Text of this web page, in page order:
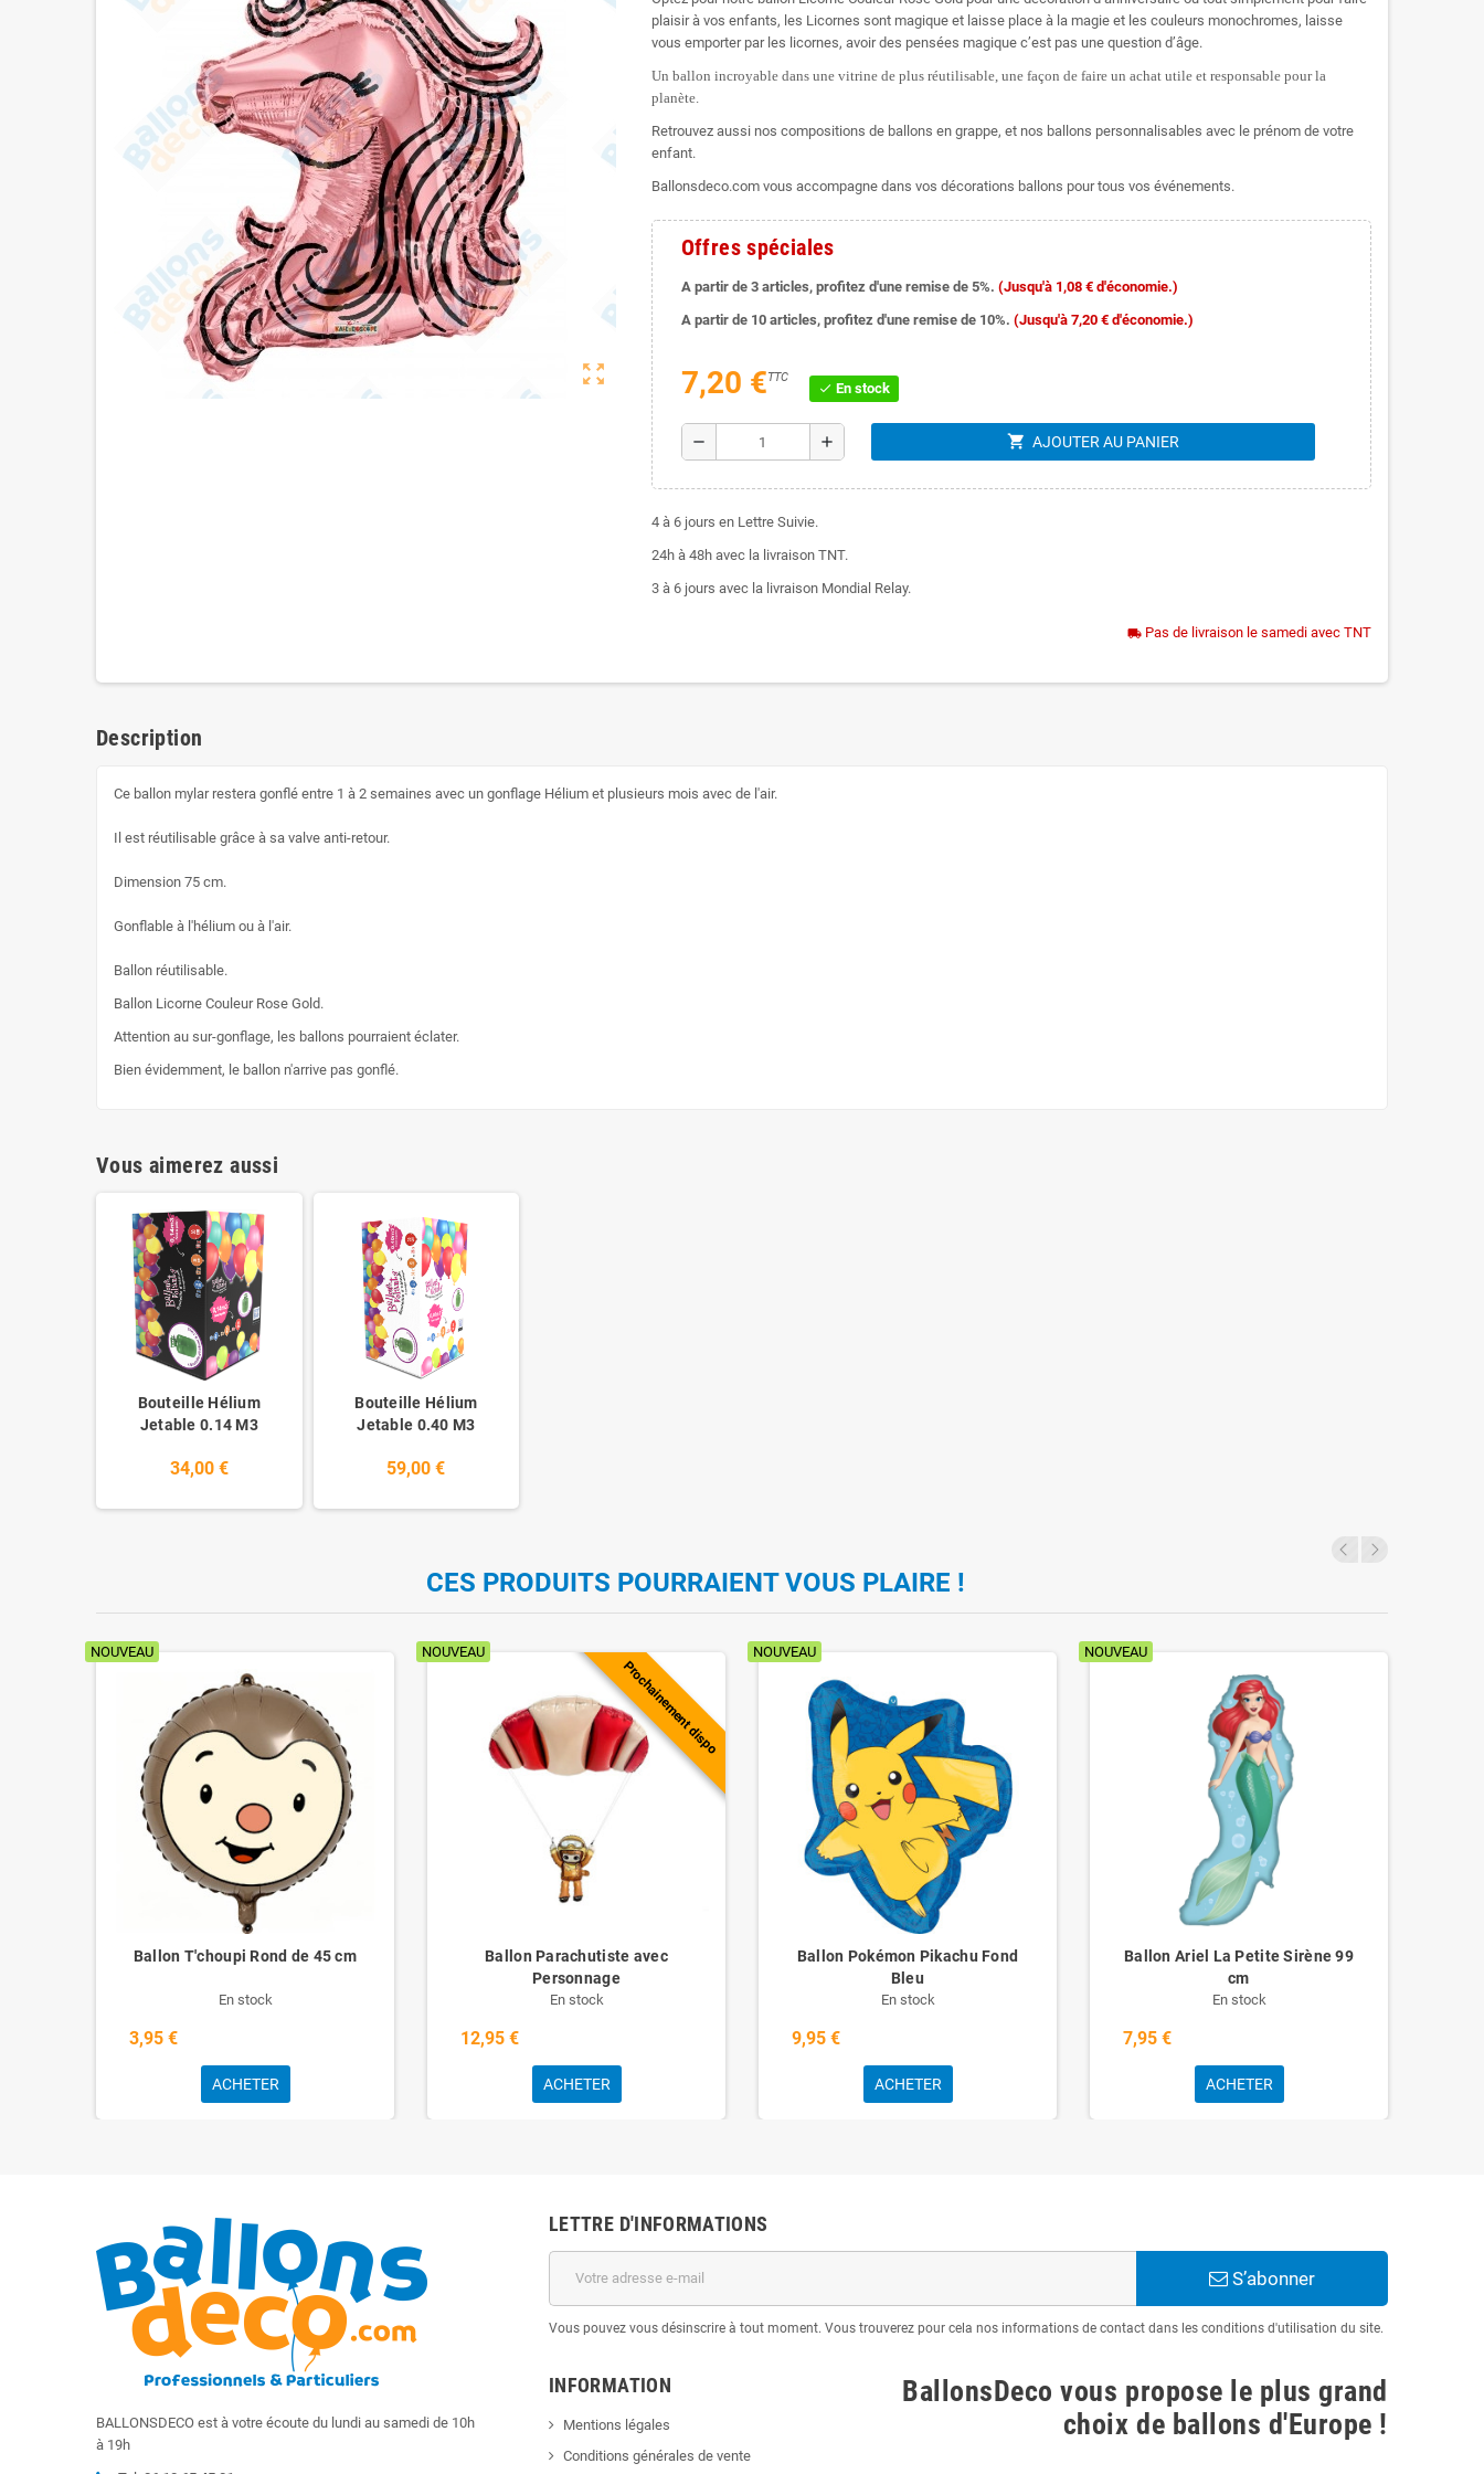
zoom_out_map
plaisir à vos enfants, les Licornes sont magique et laisse place à la magie et les couleurs monochromes, laisse
vous emporter par les licornes, avoir des pensées magique c’est pas une question d’âge.
Un ballon incroyable dans une vitrine de plus réutilisable, une façon de faire un achat utile et responsable pour la
planète.
Retrouvez aussi nos compositions de ballons en grappe, et nos ballons personnalisables avec le prénom de votre
enfant.
Ballonsdeco.com vous accompagne dans vos décorations ballons pour tous vos événements.
Offres spéciales
A partir de 3 articles, profitez d'une remise de 5%. (Jusqu'à 1,08 € d'économie.)
A partir de 10 articles, profitez d'une remise de 10%. (Jusqu'à 7,20 € d'économie.)
7,20 €TTC
check En stock
remove add shopping_cart AJOUTER AU PANIER
4 à 6 jours en Lettre Suivie.
24h à 48h avec la livraison TNT.
3 à 6 jours avec la livraison Mondial Relay.
local_shipping Pas de livraison le samedi avec TNT
Description
Ce ballon mylar restera gonflé entre 1 à 2 semaines avec un gonflage Hélium et plusieurs mois avec de l'air.
Il est réutilisable grâce à sa valve anti-retour.
Dimension 75 cm.
Gonflable à l'hélium ou à l'air.
Ballon réutilisable.
Ballon Licorne Couleur Rose Gold.
Attention au sur-gonflage, les ballons pourraient éclater.
Bien évidemment, le ballon n'arrive pas gonflé.
Vous aimerez aussi
Bouteille Hélium
Jetable 0.14 M3
34,00 €
Bouteille Hélium
Jetable 0.40 M3
59,00 €
CES PRODUITS POURRAIENT VOUS PLAIRE !
NOUVEAU
Ballon T'choupi Rond de 45 cm
En stock
3,95 €
ACHETER
Prochainement dispo
NOUVEAU
Ballon Parachutiste avec
Personnage
En stock
12,95 €
ACHETER
NOUVEAU
Ballon Pokémon Pikachu Fond
Bleu
En stock
9,95 €
ACHETER
NOUVEAU
Ballon Ariel La Petite Sirène 99
cm
En stock
7,95 €
ACHETER
BALLONSDECO est à votre écoute du lundi au samedi de 10h
à 19h
LETTRE D'INFORMATIONS
S’abonner
Vous pouvez vous désinscrire à tout moment. Vous trouverez pour cela nos informations de contact dans les conditions d'utilisation du site.
INFORMATION
Mentions légales
Conditions générales de vente
BallonsDeco vous propose le plus grand
choix de ballons d'Europe !